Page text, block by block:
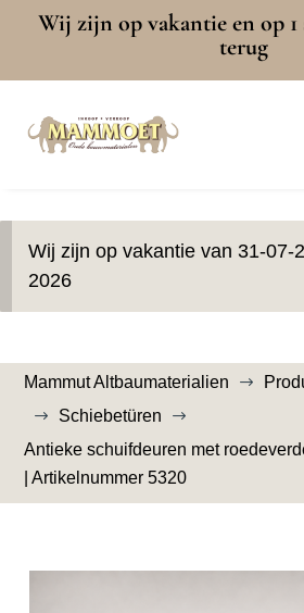
Wij zijn op vakantie en op 1
terug
Wij zijn op vakantie van 31-07-
2026
Mammut Altbaumaterialien $
$ Schiebetüren $
Antieke schuifdeuren met
| Artikelnummer 5320